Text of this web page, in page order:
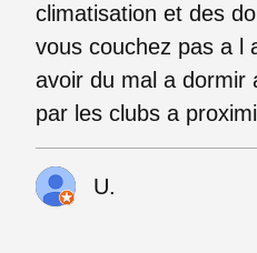
climatisation et des
vous couchez pas a l
avoir du mal a dormir
par les clubs a
U.